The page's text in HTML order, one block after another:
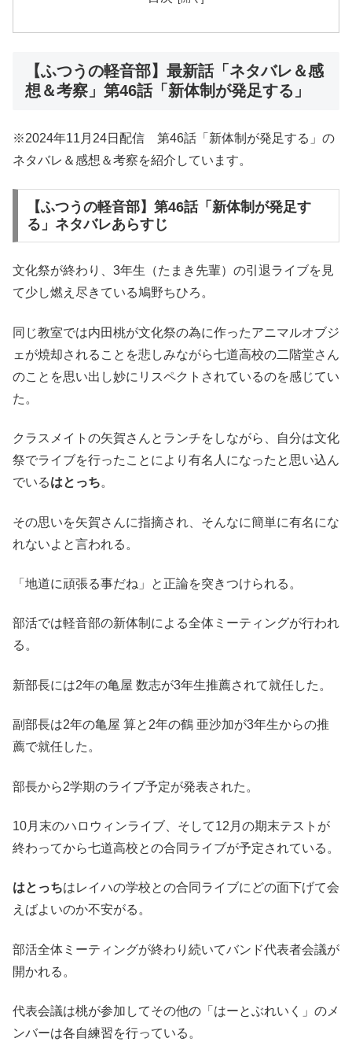
【ふつうの軽音部】最新話「ネタバレ＆感
想＆考察」第46話「新体制が発足する」
※2024年11月24日配信 第46話「新体制が発足する」の
ネタバレ＆感想＆考察を紹介しています。
【ふつうの軽音部】第46話「新体制が発足す
る」ネタバレあらすじ
文化祭が終わり、3年生（たまき先輩）の引退ライブを見
て少し燃え尽きている鳩野ちひろ。
同じ教室では内田桃が文化祭の為に作ったアニマルオブジ
ェが焼却されることを悲しみながら七道高校の二階堂さん
のことを思い出し妙にリスペクトされているのを感じてい
た。
クラスメイトの矢賀さんとランチをしながら、自分は文化
祭でライブを行ったことにより有名人になったと思い込ん
でいるはとっち。
その思いを矢賀さんに指摘され、そんなに簡単に有名にな
れないよと言われる。
「地道に頑張る事だね」と正論を突きつけられる。
部活では軽音部の新体制による全体ミーティングが行われ
る。
新部長には2年の亀屋 数志が3年生推薦されて就任した。
副部長は2年の亀屋 算と2年の鶴 亜沙加が3年生からの推
薦で就任した。
部長から2学期のライブ予定が発表された。
10月末のハロウィンライブ、そして12月の期末テストが
終わってから七道高校との合同ライブが予定されている。
はとっちはレイハの学校との合同ライブにどの面下げて会
えばよいのか不安がる。
部活全体ミーティングが終わり続いてバンド代表者会議が
開かれる。
代表会議は桃が参加してその他の「はーとぶれいく」のメ
ンバーは各自練習を行っている。